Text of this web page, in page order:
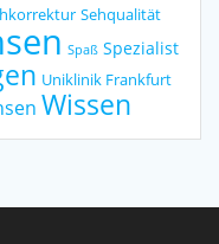
Sehqualität
Spaß Spezialist
Uniklinik Frankfurt
Wissen